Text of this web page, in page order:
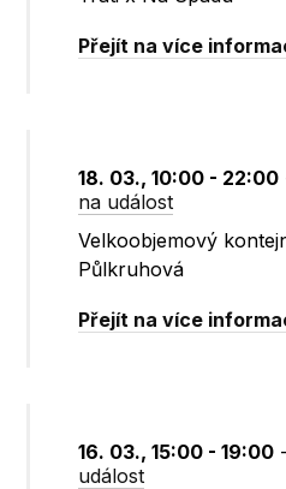
Přejít na více
18. 03., 10:00 - 22:00
na událost
Velkoobjemový
Půlkruhová
Přejít na více
16. 03., 15:00 - 19:00 -
událost